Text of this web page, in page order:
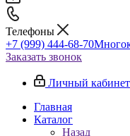
Телефоны
+7 (999) 444-68-70
Заказать звонок
Личный кабинет
Главная
Каталог
Назад